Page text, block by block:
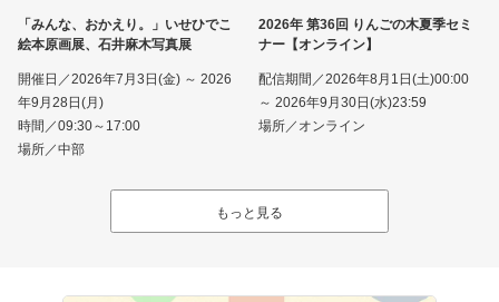
「みんな、おかえり。」いせひでこ
絵本原画展、石井麻木写真展
開催日／2026年7月3日(金) ～ 2026
年9月28日(月)
時間／09:30～17:00
場所／中部
2026年 第36回 りんごの木夏季セミ
ナー【オンライン】
配信期間／2026年8月1日(土)00:00
～ 2026年9月30日(水)23:59
場所／オンライン
もっと見る